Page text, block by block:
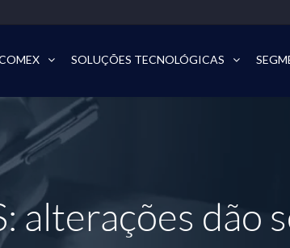
SOLUÇÕES TECNOLÓGICAS
alterações dão